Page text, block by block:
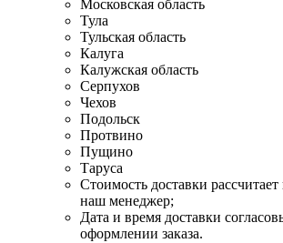
Московская область
Тула
Тульская область
Калуга
Калужская область
Серпухов
Чехов
Подольск
Протвино
Пущино
Таруса
Стоимость доставки
наш менеджер;
Дата и время доставки
оформлении заказа.